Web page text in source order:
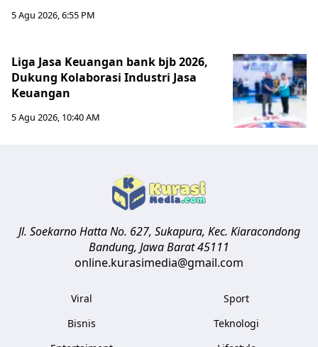
5 Agu 2026, 6:55 PM
Liga Jasa Keuangan bank bjb 2026,
Dukung Kolaborasi Industri Jasa
Keuangan
5 Agu 2026, 10:40 AM
Jl. Soekarno Hatta No. 627, Sukapura, Kec. Kiaracondong
Bandung, Jawa Barat45111
online.kurasimedia@gmail.com
Viral
Bisnis
Sport
Teknologi